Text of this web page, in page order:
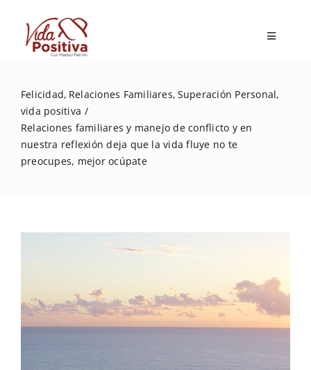
content
Toggle
Felicidad Relaciones Familiares Superación Personal
vida positiva
Relaciones familiares y manejo de conflicto y en
nuestra reflexión deja que la vida fluye no te
preocupes, mejor ocúpate